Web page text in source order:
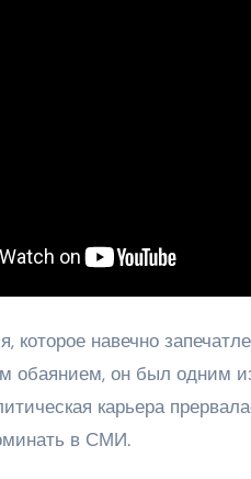
которое навечно
обаянием, он был одним
карьера
в СМИ.